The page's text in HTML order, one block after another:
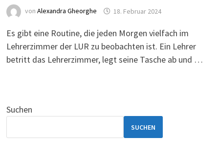
von Alexandra Gheorghe 18. Februar 2024
Es gibt eine Routine, die jeden Morgen vielfach im
Lehrerzimmer der LUR zu beobachten ist. Ein Lehrer
betritt das Lehrerzimmer, legt seine Tasche ab und …
Suchen
SUCHEN